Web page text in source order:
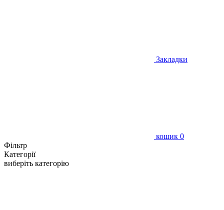
Закладки
кошик 0
Фільтр
Категорії
виберіть категорію